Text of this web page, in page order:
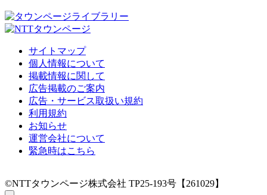
サイトマップ
個人情報について
掲載情報に関して
広告掲載のご案内
広告・サービス取扱い規約
利用規約
お知らせ
運営会社について
緊急時はこちら
©NTTタウンページ株式会社 TP25-193号【261029】